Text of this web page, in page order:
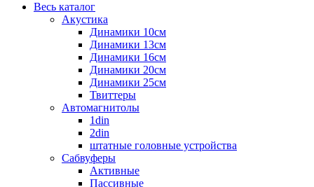
Весь каталог
Акустика
Динамики 10см
Динамики 13см
Динамики 16см
Динамики 20см
Динамики 25см
Твиттеры
Автомагнитолы
1din
2din
штатные головные устройства
Сабвуферы
Активные
Пассивные